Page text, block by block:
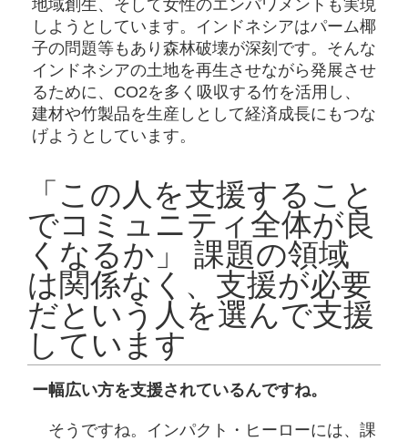
地域創生、そして女性のエンパワメントも実現
しようとしています。インドネシアはパーム椰
子の問題等もあり森林破壊が深刻です。そんな
インドネシアの土地を再生させながら発展させ
るために、CO2を多く吸収する竹を活用し、
建材や竹製品を生産しとして経済成長にもつな
げようとしています。
「この人を支援すること
でコミュニティ全体が良
くなるか」 課題の領域
は関係なく、支援が必要
だという人を選んで支援
しています
ー幅広い方を支援されているんですね。
そうですね。インパクト・ヒーローには、課